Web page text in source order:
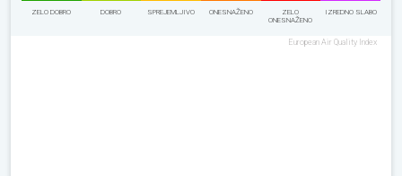
ZELO DOBRO DOBRO SPREJEMLJIVO ONESNAŽENO
ZELO
ONESNAŽENO
IZREDNO SLABO
European Air Quality Index